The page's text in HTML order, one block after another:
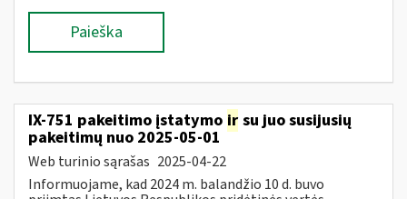
Paieška
IX-751 pakeitimo įstatymo ir su juo susijusių
pakeitimų nuo 2025-05-01
Web turinio sąrašas 2025-04-22
Informuojame, kad 2024 m. balandžio 10 d. buvo